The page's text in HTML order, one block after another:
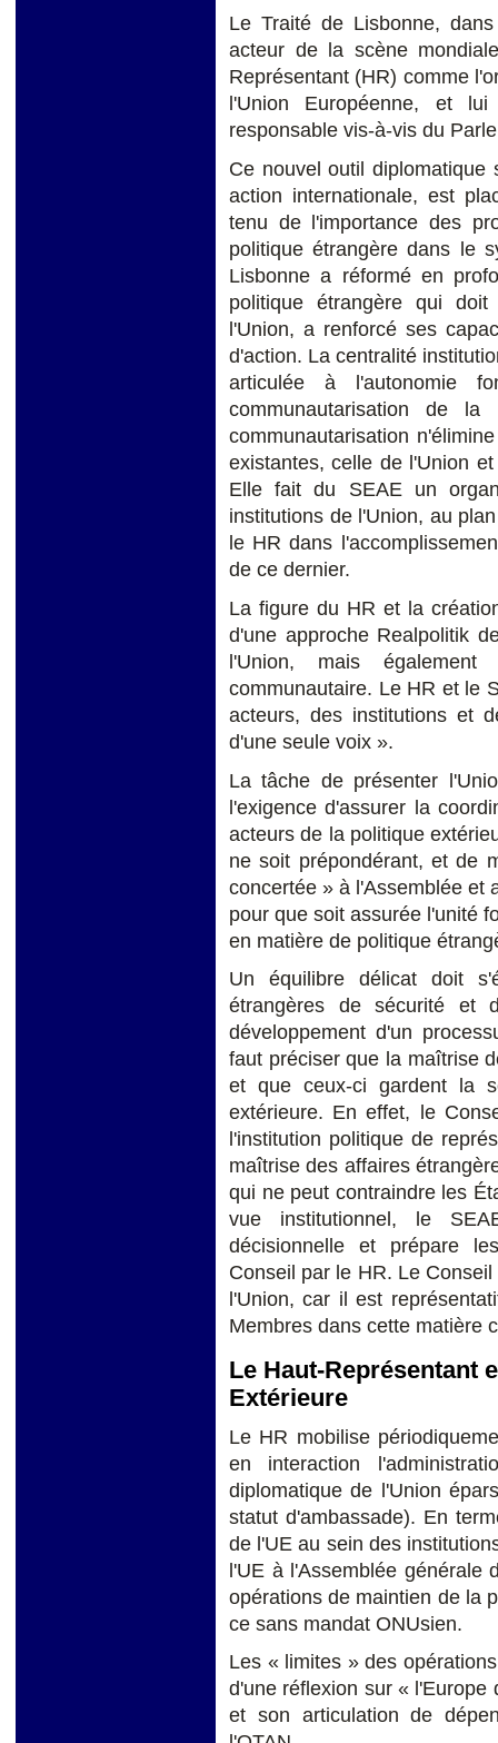
Le Traité de Lisbonne,
acteur de la scène
Représentant (HR) comme
l'Union Européenne, et
responsable vis-à-vis du
Ce nouvel outil
action internationale, est
tenu de l'importance des
politique étrangère dans le
Lisbonne a réformé en
politique étrangère qui
l'Union, a renforcé ses
d'action. La centralité
articulée à l'autonomie
communautarisation de
communautarisation
existantes, celle de l'Union
Elle fait du SEAE un
institutions de l'Union, au
le HR dans
de ce dernier.
La figure du HR et la
d'une approche Realpolitik
l'Union, mais
communautaire. Le HR et le
acteurs, des institutions et
d'une seule voix ».
La tâche de présenter
l'exigence d'assurer la
acteurs de la politique
ne soit prépondérant, et de
concertée » à l'Assemblée et
pour que soit assurée l'unité
en matière de politique
Un équilibre délicat doit
étrangères de sécurité et
développement d'un
faut préciser que la maîtrise
et que ceux-ci gardent la
extérieure. En effet, le
l'institution politique de
maîtrise des affaires
qui ne peut contraindre les
vue institutionnel, le
décisionnelle et prépare
Conseil par le HR. Le
l'Union, car il est
Membres dans cette matière
Le Haut-Représentant
Extérieure
Le HR mobilise
en interaction
diplomatique de l'Union
statut d'ambassade). En
de l'UE au sein des
l'UE à l'Assemblée générale
opérations de maintien de la
ce sans mandat ONUsien.
Les « limites » des
d'une réflexion sur « l'Europe
et son articulation de